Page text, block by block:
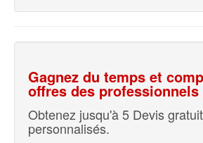
Gagnez du temps et
offres des professionnels
Obtenez jusqu'à 5 Devis
personnalisés.